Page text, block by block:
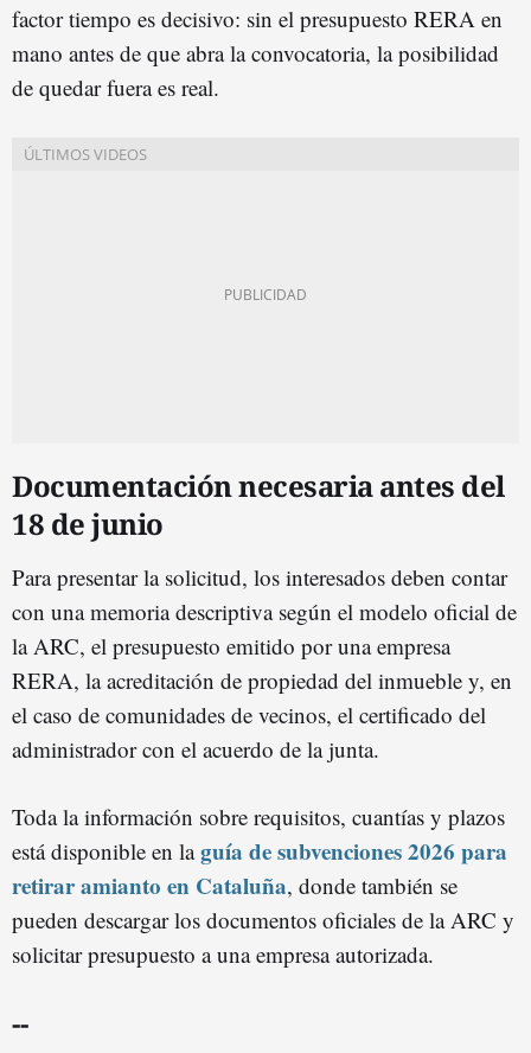
factor tiempo es decisivo: sin el presupuesto RERA en
mano antes de que abra la convocatoria, la posibilidad
de quedar fuera es real.
Documentación necesaria antes del
18 de junio
Para presentar la solicitud, los interesados deben contar
con una memoria descriptiva según el modelo oficial de
la ARC, el presupuesto emitido por una empresa
RERA, la acreditación de propiedad del inmueble y, en
el caso de comunidades de vecinos, el certificado del
administrador con el acuerdo de la junta.
Toda la información sobre requisitos, cuantías y plazos
está disponible en laguía de subvenciones 2026 para
retirar amianto en Cataluña, donde también se
pueden descargar los documentos oficiales de la ARC y
solicitar presupuesto a una empresa autorizada.
--